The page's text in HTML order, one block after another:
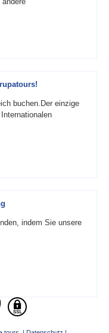
buchen.Der einzige
indem Sie unsere